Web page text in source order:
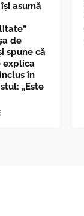
asumă
de
spune că
explica
în
„Este